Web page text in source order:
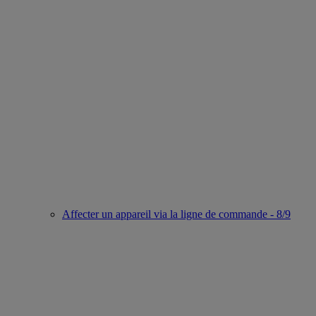
Affecter un appareil via la ligne de commande - 8/9